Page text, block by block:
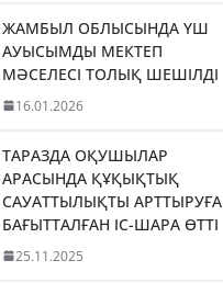
ЖАМБЫЛ ОБЛЫСЫНДА ҮШ
АУЫСЫМДЫ МЕКТЕП
МӘСЕЛЕСІ ТОЛЫҚ ШЕШІЛДІ
16.01.2026
ТАРАЗДА ОҚУШЫЛАР
АРАСЫНДА ҚҰҚЫҚТЫҚ
САУАТТЫЛЫҚТЫ АРТТЫРУҒА
БАҒЫТТАЛҒАН ІС-ШАРА ӨТТІ
25.11.2025